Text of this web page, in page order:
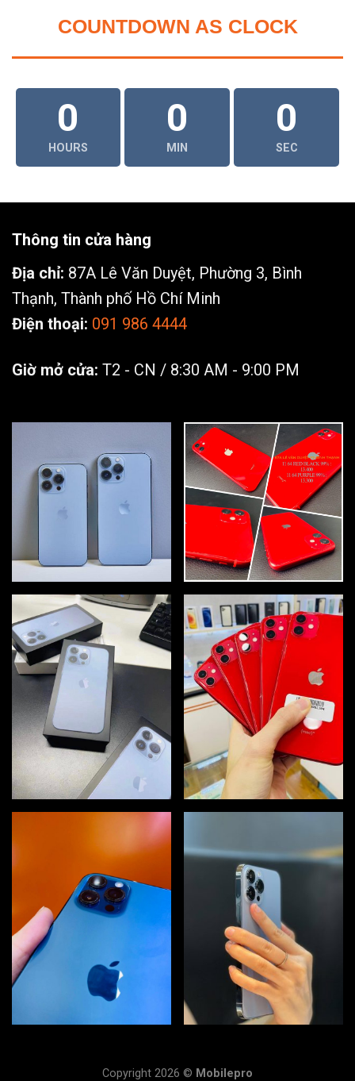
COUNTDOWN AS CLOCK
0
HOURS
0
MIN
0
SEC
Thông tin cửa hàng
Địa chỉ: 87A Lê Văn Duyệt, Phường 3, Bình
Thạnh, Thành phố Hồ Chí Minh
Điện thoại: 091 986 4444
Giờ mở cửa: T2 - CN / 8:30 AM - 9:00 PM
Copyright 2026 © Mobilepro